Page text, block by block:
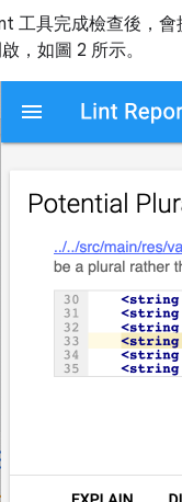
工具完成檢查後，
，如圖 2 所示。